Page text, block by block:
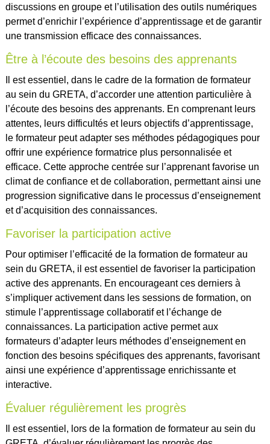
discussions en groupe et l’utilisation des outils numériques
permet d’enrichir l’expérience d’apprentissage et de garantir
une transmission efficace des connaissances.
Être à l’écoute des besoins des apprenants
Il est essentiel, dans le cadre de la formation de formateur
au sein du GRETA, d’accorder une attention particulière à
l’écoute des besoins des apprenants. En comprenant leurs
attentes, leurs difficultés et leurs objectifs d’apprentissage,
le formateur peut adapter ses méthodes pédagogiques pour
offrir une expérience formatrice plus personnalisée et
efficace. Cette approche centrée sur l’apprenant favorise un
climat de confiance et de collaboration, permettant ainsi une
progression significative dans le processus d’enseignement
et d’acquisition des connaissances.
Favoriser la participation active
Pour optimiser l’efficacité de la formation de formateur au
sein du GRETA, il est essentiel de favoriser la participation
active des apprenants. En encourageant ces derniers à
s’impliquer activement dans les sessions de formation, on
stimule l’apprentissage collaboratif et l’échange de
connaissances. La participation active permet aux
formateurs d’adapter leurs méthodes d’enseignement en
fonction des besoins spécifiques des apprenants, favorisant
ainsi une expérience d’apprentissage enrichissante et
interactive.
Évaluer régulièrement les progrès
Il est essentiel, lors de la formation de formateur au sein du